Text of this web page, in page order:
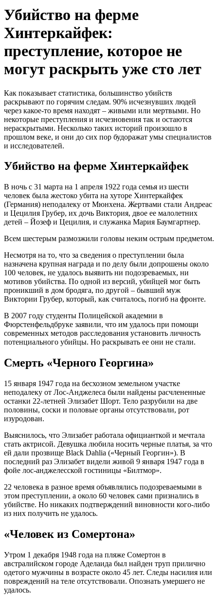
Убийство на ферме
Хинтеркайфек:
преступление, которое не
могут раскрыть уже сто лет
Как показывает статистика, большинство убийств
раскрывают по горячим следам. 90% исчезнувших людей
через какое-то время находят – живыми или мертвыми. Но
некоторые преступления и исчезновения так и остаются
нераскрытыми. Несколько таких историй произошло в
прошлом веке, и они до сих пор будоражат умы специалистов
и исследователей.
Убийство на ферме Хинтеркайфек
В ночь с 31 марта на 1 апреля 1922 года семья из шести
человек была жестоко убита на хуторе Хинтеркайфек
(Германия) неподалеку от Мюнхена. Жертвами стали Андреас
и Цецилия Грубер, их дочь Виктория, двое ее малолетних
детей – Йозеф и Цецилия, и служанка Мария Баумгартнер.
Всем шестерым размозжили головы неким острым предметом.
Несмотря на то, что за сведения о преступлении была
назначена крупная награда и по делу были допрошены около
100 человек, не удалось выявить ни подозреваемых, ни
мотивов убийства. По одной из версий, убийцей мог быть
проникший в дом бродяга, по другой – бывший муж
Виктории Грубер, который, как считалось, погиб на фронте.
В 2007 году студенты Полицейской академии в
Фюрстенфельдбруке заявили, что им удалось при помощи
современных методов расследования установить личность
потенциального убийцы. Но раскрывать ее они не стали.
Смерть «Черного Георгина»
15 января 1947 года на бесхозном земельном участке
неподалеку от Лос-Анджелеса были найдены расчлененные
останки 22-летней Элизабет Шорт. Тело разрубили на две
половины, соски и половые органы отсутствовали, рот
изуродован.
Выяснилось, что Элизабет работала официанткой и мечтала
стать актрисой. Девушка любила носить черные платья, за что
ей дали прозвище Black Dahlia («Черный Георгин»). В
последний раз Элизабет видели живой 9 января 1947 года в
фойе лос-анджелесской гостиницы «Билтмор».
22 человека в разное время объявлялись подозреваемыми в
этом преступлении, а около 60 человек сами признались в
убийстве. Но никаких подтверждений виновности кого-либо
из них получить не удалось.
«Человек из Сомертона»
Утром 1 декабря 1948 года на пляже Сомертон в
австралийском городе Аделаида был найден труп прилично
одетого мужчины в возрасте около 45 лет. Следы насилия или
повреждений на теле отсутствовали. Опознать умершего не
удалось.